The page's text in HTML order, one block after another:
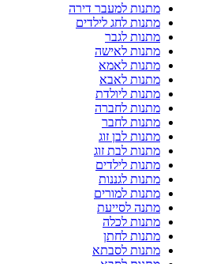
מתנות למעבר דירה
מתנות לחג לילדים
מתנות לגבר
מתנות לאישה
מתנות לאמא
מתנות לאבא
מתנות ליולדת
מתנות לחברה
מתנות לחבר
מתנות לבן זוג
מתנות לבת זוג
מתנות לילדים
מתנות לגננות
מתנות למורים
מתנה לסייעת
מתנות לכלה
מתנות לחתן
מתנות לסבתא